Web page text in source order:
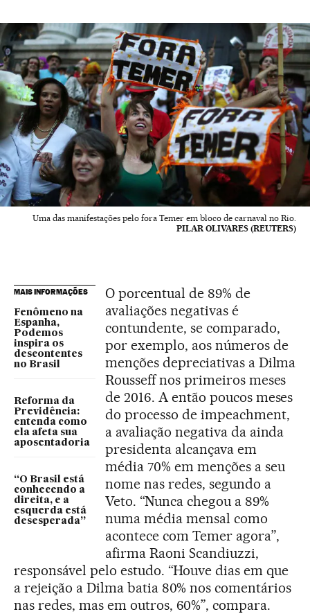
Uma das manifestações pelo fora Temer em bloco de carnaval no Rio.
PILAR OLIVARES (REUTERS)
MAIS INFORMAÇÕES
Fenômeno na
Espanha,
Podemos
inspira os
descontentes
no Brasil
Reforma da
Previdência:
entenda como
ela afeta sua
aposentadoria
“O Brasil está
conhecendo a
direita, e a
esquerda está
desesperada”
O porcentual de 89% de
avaliações negativas é
contundente, se comparado,
por exemplo, aos números de
menções depreciativas a Dilma
Rousseff nos primeiros meses
de 2016. A então poucos meses
do processo de impeachment,
a avaliação negativa da ainda
presidenta alcançava em
média 70% em menções a seu
nome nas redes, segundo a
Veto. “Nunca chegou a 89%
numa média mensal como
acontece com Temer agora”,
afirma Raoni Scandiuzzi,
responsável pelo estudo. “Houve dias em que
a rejeição a Dilma batia 80% nos comentários
nas redes, mas em outros, 60%”, compara.